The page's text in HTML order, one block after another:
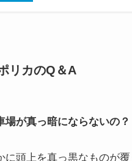
リカのQ＆A
場が真っ暗にならないの？
に頭上を真っ黒なものが